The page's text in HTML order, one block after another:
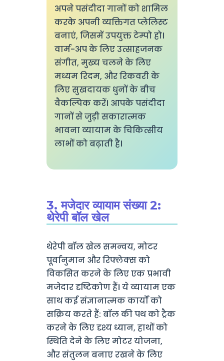
अपने पसंदीदा गानों को शामिल
करके अपनी व्यक्तिगत प्लेलिस्ट
बनाएं, जिसमें उपयुक्त टेम्पो हो।
वार्म-अप के लिए उत्साहजनक
संगीत, मुख्य चलने के लिए
मध्यम रिदम, और रिकवरी के
लिए सुखदायक धुनों के बीच
वैकल्पिक करें। आपके पसंदीदा
गानों से जुड़ी सकारात्मक
भावना व्यायाम के चिकित्सीय
लाभों को बढ़ाती है।
3. मजेदार व्यायाम संख्या 2:
थेरेपी बॉल खेल
थेरेपी बॉल खेल समन्वय, मोटर
पूर्वानुमान और रिफ्लेक्स को
विकसित करने के लिए एक प्रभावी
मजेदार दृष्टिकोण हैं। ये व्यायाम एक
साथ कई संज्ञानात्मक कार्यों को
सक्रिय करते हैं: बॉल की पथ को ट्रैक
करने के लिए दृश्य ध्यान, हाथों को
स्थिति देने के लिए मोटर योजना,
और संतुलन बनाए रखने के लिए